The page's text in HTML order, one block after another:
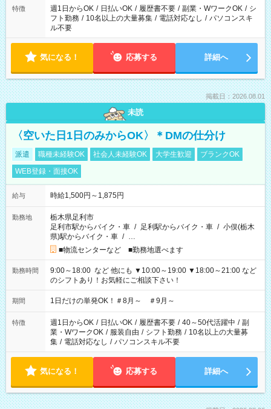
ください！
特徴 週1日からOK / 日払いOK / 履歴書不要 / 副業・WワークOK / シ
フト勤務 / 10名以上の大量募集 / 電話対応なし / パソコンスキ
ル不要
気になる！ 応募する 詳細へ
掲載日：2026.08.01
未読
〈空いた日1日のみからOK〉＊DMの仕分け
派遣 職種未経験OK 社会人未経験OK 大学生歓迎
ブランクOK
WEB登録・面接OK
給与 時給1,500円～1,875円
勤務地
栃木県足利市
足利市駅からバイク・車 / 足利駅からバイク・車 / 小俣(栃木
県)駅からバイク・車 / …
■物流センターなど ■勤務地選べます
勤務時間
9:00～18:00 など 他にも ▼10:00～19:00 ▼18:00～21:00 など
のシフトあり！お気軽にご相談下さい！
期間 1日だけの単発OK！＃8月～ ＃9月～
特徴 週1日からOK / 日払いOK / 履歴書不要 / 40～50代活躍中 / 副
業・WワークOK / 服装自由 / シフト勤務 / 10名以上の大量募
集 / 電話対応なし / パソコンスキル不要
気になる！ 応募する 詳細へ